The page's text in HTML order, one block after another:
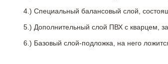
4.) Специальный балансовый слой,
5.) Дополнительный слой ПВХ с кварцем,
6.) Базовый слой-подложка, на него